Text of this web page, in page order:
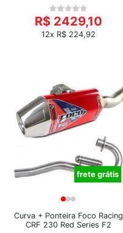
R$ 2429,10
12x R$ 224,92
frete grátis
Curva + Ponteira Foco Racing
CRF 230 Red Series F2